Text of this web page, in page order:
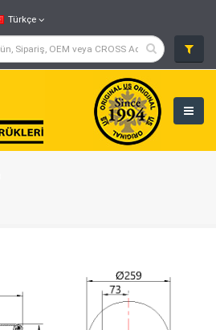
Türkçe